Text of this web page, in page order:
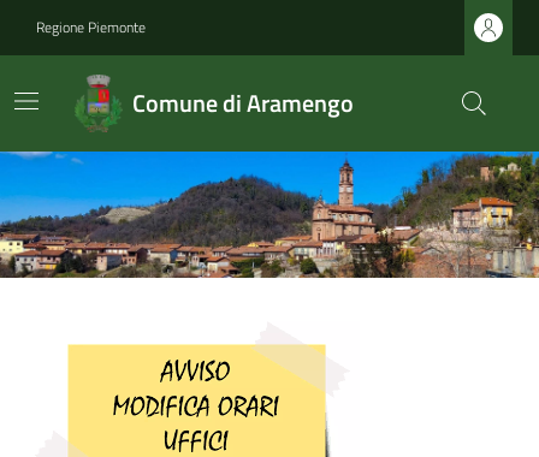
Regione Piemonte
Comune di Aramengo